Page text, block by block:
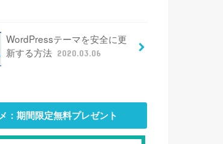
WordPressテーマを安全に更
新する方法 2020.03.06
：期間限定無料プレゼント